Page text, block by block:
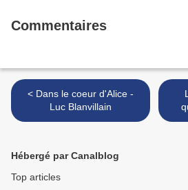
Commentaires
< Dans le coeur d'Alice -
Luc Blanvillain
Hébergé par Canalblog
Top articles